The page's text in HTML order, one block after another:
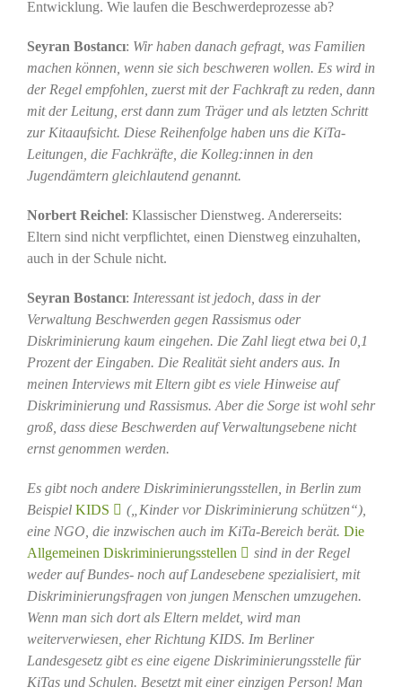
Entwicklung. Wie laufen die Beschwerdeprozesse ab?
Seyran Bostancı: Wir haben danach gefragt, was Familien
machen können, wenn sie sich beschweren wollen. Es wird in
der Regel empfohlen, zuerst mit der Fachkraft zu reden, dann
mit der Leitung, erst dann zum Träger und als letzten Schritt
zur Kitaaufsicht. Diese Reihenfolge haben uns die KiTa-
Leitungen, die Fachkräfte, die Kolleg:innen in den
Jugendämtern gleichlautend genannt.
Norbert Reichel: Klassischer Dienstweg. Andererseits:
Eltern sind nicht verpflichtet, einen Dienstweg einzuhalten,
auch in der Schule nicht.
Seyran Bostancı: Interessant ist jedoch, dass in der
Verwaltung Beschwerden gegen Rassismus oder
Diskriminierung kaum eingehen. Die Zahl liegt etwa bei 0,1
Prozent der Eingaben. Die Realität sieht anders aus. In
meinen Interviews mit Eltern gibt es viele Hinweise auf
Diskriminierung und Rassismus. Aber die Sorge ist wohl sehr
groß, dass diese Beschwerden auf Verwaltungsebene nicht
ernst genommen werden.
Es gibt noch andere Diskriminierungsstellen, in Berlin zum
Beispiel KIDS
(„Kinder vor Diskriminierung schützen“),
eine NGO, die inzwischen auch im KiTa-Bereich berät. Die
Allgemeinen Diskriminierungsstellen
sind in der Regel
weder auf Bundes- noch auf Landesebene spezialisiert, mit
Diskriminierungsfragen von jungen Menschen umzugehen.
Wenn man sich dort als Eltern meldet, wird man
weiterverwiesen, eher Richtung KIDS. Im Berliner
Landesgesetz gibt es eine eigene Diskriminierungsstelle für
KiTas und Schulen. Besetzt mit einer einzigen Person! Man